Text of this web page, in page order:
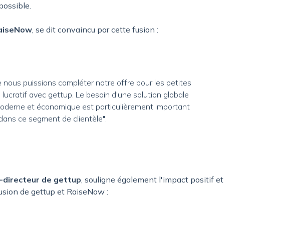
, se dit convaincu par cette fusion :
nous puissions compléter notre offre pour les petites
avec gettup. Le besoin d'une solution globale
et économique est particulièrement important
ce segment de clientèle".
directeur de gettup, souligne également l'impact positif et
de gettup et RaiseNow :